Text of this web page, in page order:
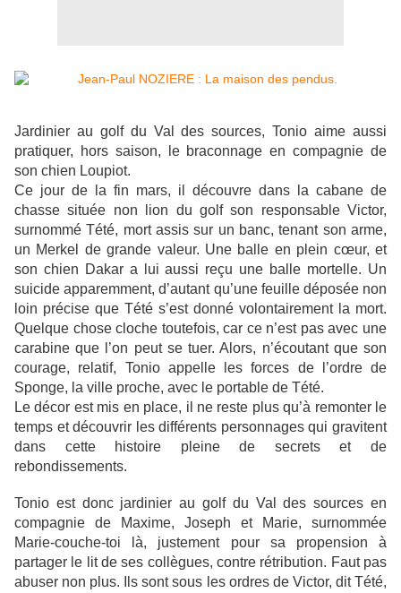
Jardinier au golf du Val des sources, Tonio aime aussi
pratiquer, hors saison, le braconnage en compagnie de
son chien Loupiot.
Ce jour de la fin mars, il découvre dans la cabane de
chasse située non lion du golf son responsable Victor,
surnommé Tété, mort assis sur un banc, tenant son arme,
un Merkel de grande valeur. Une balle en plein cœur, et
son chien Dakar a lui aussi reçu une balle mortelle. Un
suicide apparemment, d’autant qu’une feuille déposée non
loin précise que Tété s’est donné volontairement la mort.
Quelque chose cloche toutefois, car ce n’est pas avec une
carabine que l’on peut se tuer. Alors, n’écoutant que son
courage, relatif, Tonio appelle les forces de l’ordre de
Sponge, la ville proche, avec le portable de Tété.
Le décor est mis en place, il ne reste plus qu’à remonter le
temps et découvrir les différents personnages qui gravitent
dans cette histoire pleine de secrets et de
rebondissements.
Tonio est donc jardinier au golf du Val des sources en
compagnie de Maxime, Joseph et Marie, surnommée
Marie-couche-toi là, justement pour sa propension à
partager le lit de ses collègues, contre rétribution. Faut pas
abuser non plus. Ils sont sous les ordres de Victor, dit Tété,